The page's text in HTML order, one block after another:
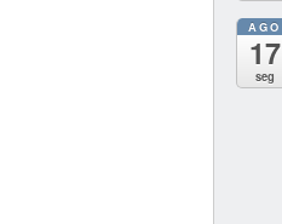
AGO
17
seg